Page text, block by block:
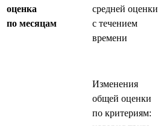
оценка
по месяцам
средней оценки
с течением
времени
Изменения
общей оценки
по критериям: